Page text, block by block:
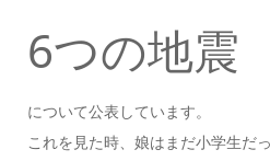
6つの地震
について公表しています。
これを見た時、娘はまだ小学生だ